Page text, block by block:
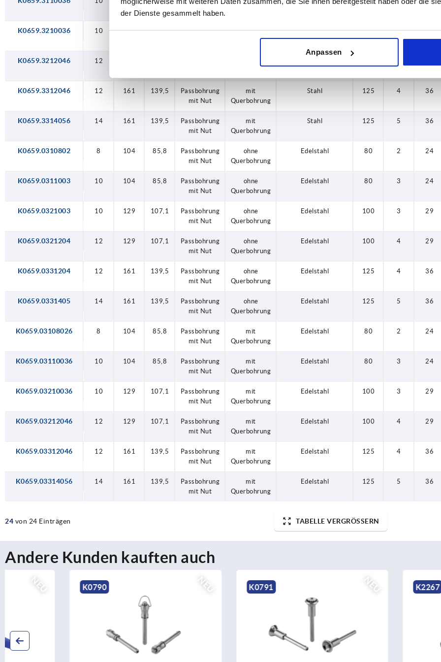
der Dienste gesammelt haben.
Anpassen
mit Nut
K0659.3210036 10 129 107,1
Passbohrung
mit
Querbohrung
Stahl 100 3 29
K0659.3212046 12
K0659.3312046 12 161 139,5
Passbohrung
mit Nut
mit
Querbohrung
Stahl 125 4 36
K0659.3314056 14 161 139,5
Passbohrung
mit Nut
mit
Querbohrung
Stahl 125 5 36
K0659.0310802 8 104 85,8
Passbohrung
mit Nut
ohne
Querbohrung
Edelstahl 80 2 24
K0659.0311003 10 104 85,8
Passbohrung
mit Nut
ohne
Querbohrung
Edelstahl 80 3 24
K0659.0321003 10 129 107,1
Passbohrung
mit Nut
ohne
Querbohrung
Edelstahl 100 3 29
K0659.0321204 12 129 107,1
Passbohrung
mit Nut
ohne
Querbohrung
Edelstahl 100 4 29
K0659.0331204 12 161 139,5
Passbohrung
mit Nut
ohne
Querbohrung
Edelstahl 125 4 36
K0659.0331405 14 161 139,5
Passbohrung
mit Nut
ohne
Querbohrung
Edelstahl 125 5 36
K0659.03108026 8 104 85,8
Passbohrung
mit Nut
mit
Querbohrung
Edelstahl 80 2 24
K0659.03110036 10 104 85,8
Passbohrung
mit Nut
mit
Querbohrung
Edelstahl 80 3 24
K0659.03210036 10 129 107,1
Passbohrung
mit Nut
mit
Querbohrung
Edelstahl 100 3 29
K0659.03212046 12 129 107,1
Passbohrung
mit Nut
mit
Querbohrung
Edelstahl 100 4 29
K0659.03312046 12 161 139,5
Passbohrung
mit Nut
mit
Querbohrung
Edelstahl 125 4 36
K0659.03314056 14 161 139,5
Passbohrung
mit Nut
mit
Querbohrung
Edelstahl 125 5 36
24 von 24 Einträgen TABELLE VERGRÖSSERN
Andere Kunden kauften auch
K0790 K0791 K2267